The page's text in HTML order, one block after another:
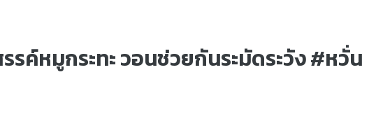
ค์หมูกระทะ วอนช่วยกันระมัดระวัง #หวั่น